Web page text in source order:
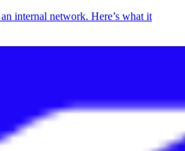
internal network. Here’s what it